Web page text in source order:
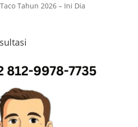
Tahun 2026 – Ini Dia